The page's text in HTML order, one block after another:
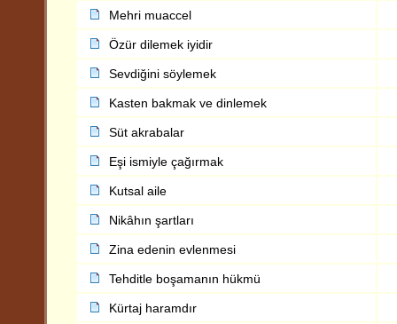
Mehri muaccel
Özür dilemek iyidir
Sevdiğini söylemek
Kasten bakmak ve dinlemek
Süt akrabalar
Eşi ismiyle çağırmak
Kutsal aile
Nikâhın şartları
Zina edenin evlenmesi
Tehditle boşamanın hükmü
Kürtaj haramdır